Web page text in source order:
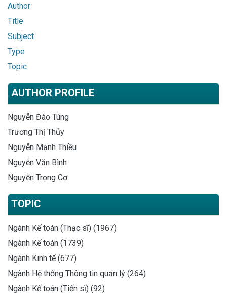
Author
Title
Subject
Type
Topic
AUTHOR PROFILE
Nguyễn Đào Tùng
Trương Thị Thủy
Nguyễn Mạnh Thiều
Nguyễn Văn Bình
Nguyễn Trọng Cơ
TOPIC
Ngành Kế toán (Thạc sĩ) (1967)
Ngành Kế toán (1739)
Ngành Kinh tế (677)
Ngành Hệ thống Thông tin quản lý (264)
Ngành Kế toán (Tiến sĩ) (92)